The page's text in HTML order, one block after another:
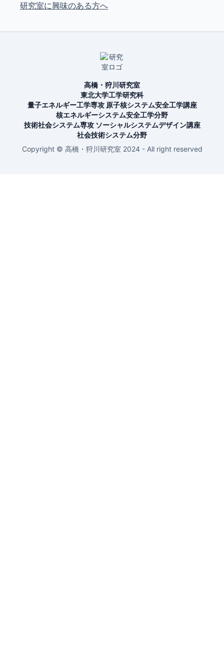
研究室に興味のある方へ
高橋・狩川研究室
東北大学工学研究科
量子エネルギー工学専攻 原子核システム安全工学講座
核エネルギーシステム安全工学分野
技術社会システム専攻 ソーシャルシステムデザイン講座
社会技術システム分野
Copyright © 高橋・狩川研究室 2024 - All right reserved